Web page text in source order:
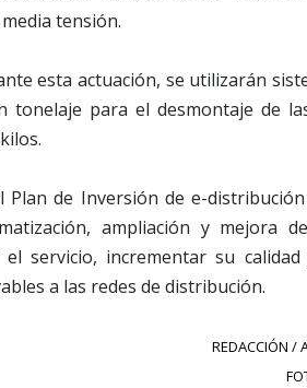
tensión.
esta actuación, se utilizarán
para el desmontaje de
Plan de Inversión de e-
ampliación y mejora
servicio, incrementar su
a las redes de distribución.
REDACCIÓN /